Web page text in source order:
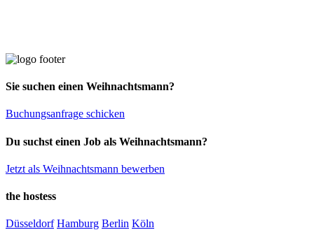
Sie suchen einen Weihnachtsmann?
Buchungsanfrage schicken
Du suchst einen Job als Weihnachtsmann?
Jetzt als Weihnachtsmann bewerben
the hostess
Düsseldorf Hamburg Berlin Köln